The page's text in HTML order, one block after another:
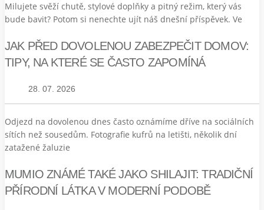
Milujete svěží chutě, stylové doplňky a pitný režim, který vás
bude bavit? Potom si nenechte ujít náš dnešní příspěvek. Ve
JAK PŘED DOVOLENOU ZABEZPEČIT DOMOV:
TIPY, NA KTERÉ SE ČASTO ZAPOMÍNÁ
28. 07. 2026
Odjezd na dovolenou dnes často oznámíme dříve na sociálních
sítích než sousedům. Fotografie kufrů na letišti, několik dní
zatažené žaluzie
MUMIO ZNÁMÉ TAKÉ JAKO SHILAJIT: TRADIČNÍ
PŘÍRODNÍ LÁTKA V MODERNÍ PODOBĚ